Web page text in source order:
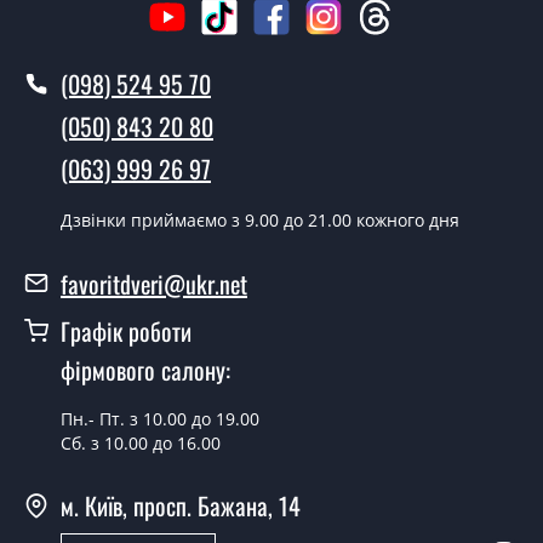
Ви робите установку дверних
Так робимо. Монтаж дверних полотен проводиться
згідно з чергою, у всі дні крім неділі.
Скільки коштує встановлення дверей
Franceska ПО?
грн.
Можна на сьогодні викликати
замірника?
У вас є в наявності готові дверні
Так, ми маємо великий асортимент готових дверних
(098) 524 95 70
(050) 843 20 80
(063) 999 26 97
Дзвінки приймаємо з 9.00 до 21.00 кожного дня
favoritdveri@ukr.net
Графік роботи
фірмового салону:
Пн.- Пт. з 10.00 до 19.00
Сб. з 10.00 до 16.00
м. Київ, просп. Бажана, 14